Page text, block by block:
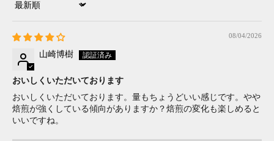
Sort by
08/04/2026
山崎博樹
おいしくいただいております
おいしくいただいております。量もちょうどいい感じです。やや
焙煎が強くしている傾向がありますか？焙煎の変化も楽しめると
いいですね。